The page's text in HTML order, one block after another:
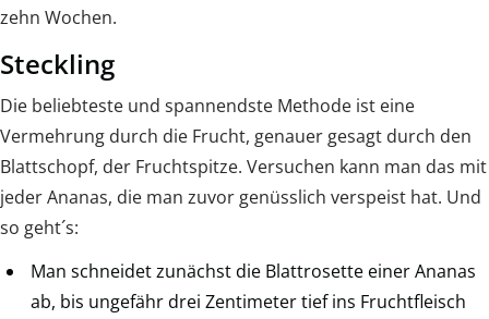
zehn Wochen.
Steckling
Die beliebteste und spannendste Methode ist eine
Vermehrung durch die Frucht, genauer gesagt durch den
Blattschopf, der Fruchtspitze. Versuchen kann man das mit
jeder Ananas, die man zuvor genüsslich verspeist hat. Und
so geht´s:
Man schneidet zunächst die Blattrosette einer Ananas
ab, bis ungefähr drei Zentimeter tief ins Fruchtfleisch